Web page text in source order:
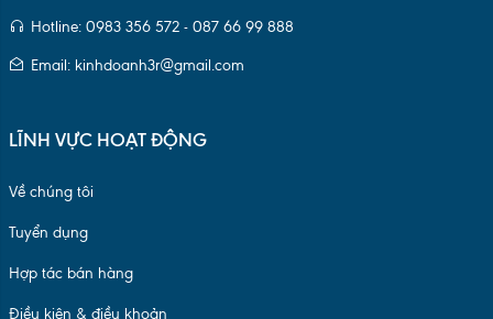
Hotline: 0983 356 572 - 087 66 99 888
Email: kinhdoanh3r@gmail.com
LĨNH VỰC HOẠT ĐỘNG
Về chúng tôi
Tuyển dụng
Hợp tác bán hàng
Điều kiện & điều khoản